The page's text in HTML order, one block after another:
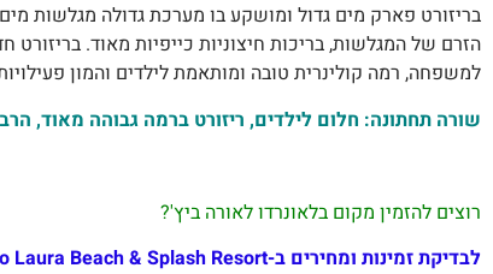
בריזורט פארק מים גדול ומושקע בו מערכת גדולה מגלשות מים
הזרם של המגלשות, בריכות חיצוניות כייפיות מאוד. בריזורט
למשפחה, רמה קולינרית טובה ומותאמת לילדים והמון
שורה תחתונה: חלום לילדים, ריזורט ברמה גבוהה מאוד, הרבה יותר
רוצים להזמין מקום בלאונרדו לאורה ביץ'?
לבדיקת זמינות ומחירים ב-Leonardo Laura Beach & Splash Resort, הקליקו כאן…